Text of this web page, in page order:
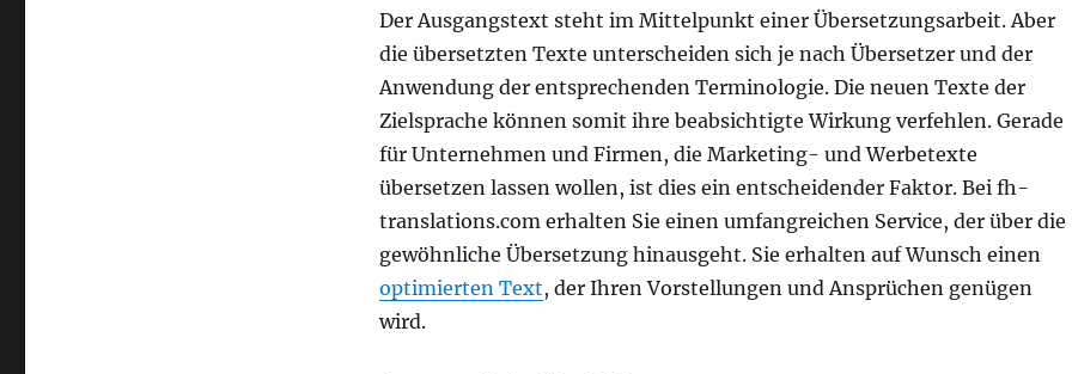
Der Ausgangstext steht im Mittelpunkt einer Übersetzungsarbeit. Aber
die übersetzten Texte unterscheiden sich je nach Übersetzer und der
Anwendung der entsprechenden Terminologie. Die neuen Texte der
Zielsprache können somit ihre beabsichtigte Wirkung verfehlen. Gerade
für Unternehmen und Firmen, die Marketing- und Werbetexte
übersetzen lassen wollen, ist dies ein entscheidender Faktor. Bei fh-
translations.com erhalten Sie einen umfangreichen Service, der über die
gewöhnliche Übersetzung hinausgeht. Sie erhalten auf Wunsch einen
optimierten Text, der Ihren Vorstellungen und Ansprüchen genügen
wird.